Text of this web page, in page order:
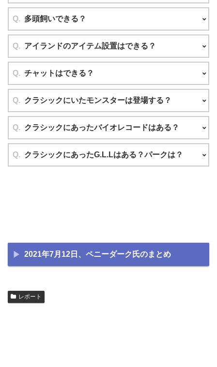
多頭飼いできる？
アイランドのアイテム設置はできる？
チャットはできる？
クラシックにいたモンスターは登場する？
クラシックにあったバイオレコードはある？
クラシックにあったG.L.Lはある？パークは？
2021年7月12日、ペニーダーク氏のまとめ
レポート